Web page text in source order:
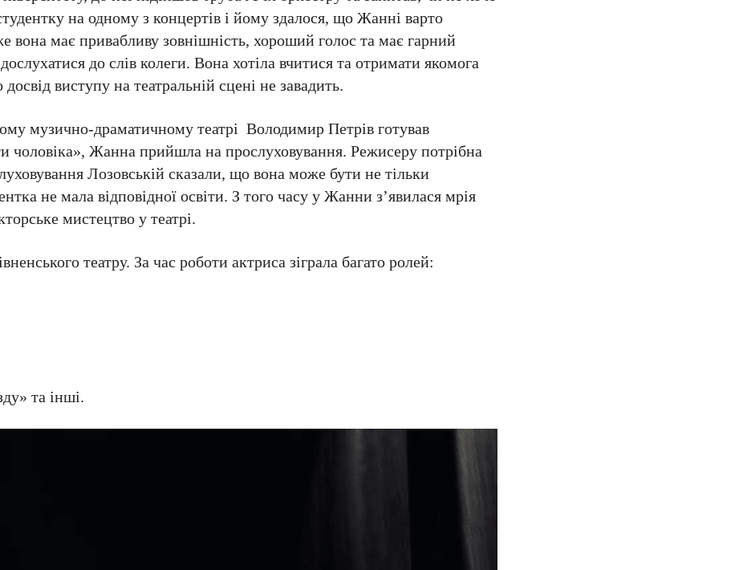
на одному з концертів і йому здалося, що Жанні варто
вона має привабливу зовнішність, хороший голос та має гарний
до слів колеги. Вона хотіла вчитися та отримати якомога
виступу на театральній сцені не завадить.
музично-драматичному театрі Володимир Петрів готував
Жанна прийшла на прослуховування. Режисеру потрібна
Лозовській сказали, що вона може бути не тільки
не мала відповідної освіти. З того часу у Жанни з’явилася мрія
мистецтво у театрі.
театру. За час роботи актриса зіграла багато ролей:
та інші.